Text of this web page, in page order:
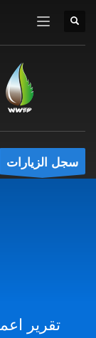
سجل الزيارات
تقرير